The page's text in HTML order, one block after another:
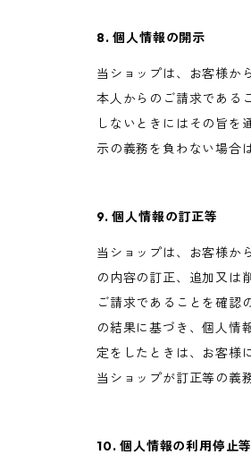
8. 個人情報の開示
当ショップは、お客様か
本人からのご請求である
しないときにはその旨を
示の義務を負わない場合
9. 個人情報の訂正等
当ショップは、お客様か
の内容の訂正、追加又は
ご請求であることを確認
の結果に基づき、個人情
定をしたときは、お客様
当ショップが訂正等の義
10. 個人情報の利用停止等